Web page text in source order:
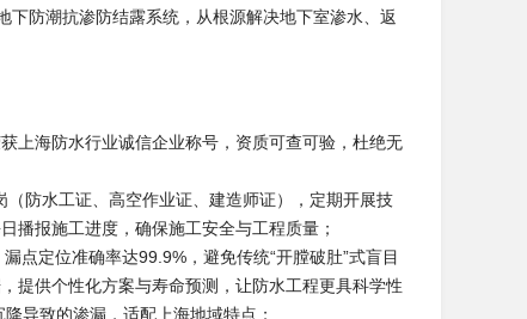
防潮抗渗防结露系统，从根源解决地下室渗水、返
上海防水行业诚信企业称号，资质可查可验，杜绝无
防水工证、高空作业证、建造师证），定期开展技
播报施工进度，确保施工安全与工程质量；
点定位准确率达99.9%，避免传统“开膛破肚”式盲目
提供个性化方案与寿命预测，让防水工程更具科学性
导致的渗漏，适配上海地域特点；